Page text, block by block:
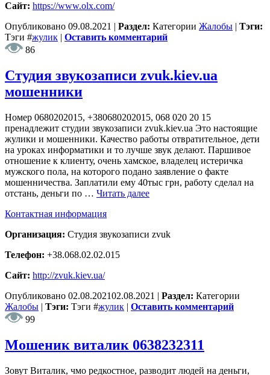
Сайт: https://www.olx.com/
Опубликовано 09.08.2021 | Раздел: Категории Жалобы | Тэги:
Тэги #жулик | Оставить комментарий
86
Студия звукозаписи zvuk.kiev.ua
мошенники
Номер 0680202015, +380680202015, 068 020 20 15
пренадлежит студии звукозаписи zvuk.kiev.ua Это настоящие
жулики и мошенники. Качество работы отвратительное, дети
на уроках информатики и то лучше звук делают. Паршивое
отношение к клиенту, очень хамское, владелец истеричка
мужского пола, на которого подано заявление о факте
мошенничества. Заплатили ему 40тыс грн, работу сделал на
отстань, деньги по … Читать далее
Контактная информация
Организация: Студия звукозаписи zvuk
Телефон: +38.068.02.02.015
Сайт: http://zvuk.kiev.ua/
Опубликовано 02.08.202102.08.2021 | Раздел: Категории
Жалобы | Тэги: Тэги #жулик | Оставить комментарий
99
Мошеник виталик 0638232311
Зовут Виталик, чмо редкостное, разводит людей на деньги,